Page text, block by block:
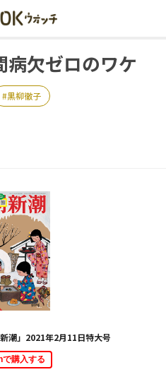
欠ゼロのワケ
黒柳徹子
潮」2021年2月11日特大号
購入する